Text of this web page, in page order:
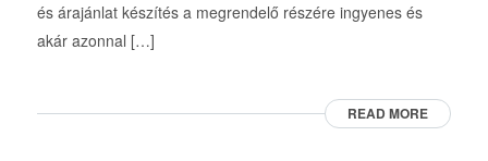
és árajánlat készítés a megrendelő részére ingyenes és
akár azonnal […]
READ MORE